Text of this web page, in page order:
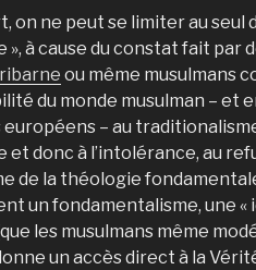
on ne peut se limiter au seul
», à cause du constat fait par
ou même musulmans
du monde musulman – et
européens – au
et donc à l’intolérance, au
de la théologie
un fondamentalisme, une «
les musulmans même
un accès direct à la